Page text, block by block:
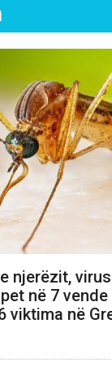
njerëzit,
në 7
viktima në